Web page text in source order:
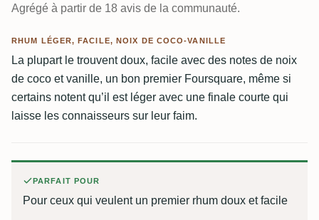
Agrégé à partir de 18 avis de la communauté.
RHUM LÉGER, FACILE, NOIX DE COCO-VANILLE
La plupart le trouvent doux, facile avec des notes de noix
de coco et vanille, un bon premier Foursquare, même si
certains notent qu’il est léger avec une finale courte qui
laisse les connaisseurs sur leur faim.
PARFAIT POUR
Pour ceux qui veulent un premier rhum doux et facile